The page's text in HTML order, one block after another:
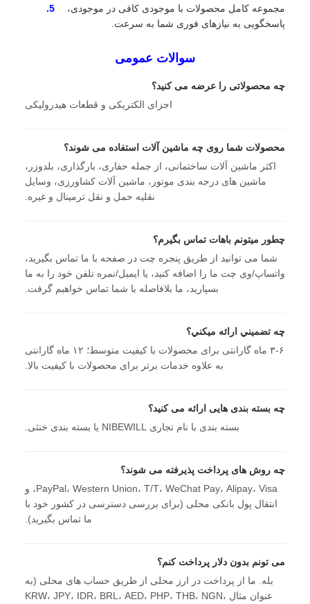
مجموعه کامل محصولات با موجودی کافی در موجودی،
پاسخگویی به نیازهای فوری شما به سرعت.
سوالات عمومی
چه محصولاتی را عرضه می کنید؟
اجزای الکتریکی و قطعات هیدرولیکی
محصولات شما روی چه ماشین آلات استفاده می شوند؟
اکثر ماشین آلات ساختمانی، از جمله حفاری، بارگذاری، بلدوزر،
ماشین های درجه بندی موتور، ماشین آلات کشاورزی، وسایل
نقلیه حمل و نقل ترمینال و غیره.
چطور ميتونم باهات تماس بگيرم؟
شما می توانید از طریق پنجره چت در صفحه با ما تماس بگیرید،
واتساپ/وی چت ما را اضافه کنید، یا ایمیل/نمره تلفن خود را به ما
بسپارید، ما بلافاصله با شما تماس خواهیم گرفت.
چه تضميني ارائه ميکني؟
۳-۶ ماه گارانتی برای محصولات با کیفیت متوسط؛ ۱۲ ماه گارانتی
به علاوه خدمات برتر برای محصولات با کیفیت بالا.
چه بسته بندی هایی ارائه می کنید؟
بسته بندی با نام تجاری NIBEWILL یا بسته بندی خنثی.
چه روش های پرداخت پذیرفته می شوند؟
PayPal، Western Union، T/T، WeChat Pay، Alipay، Visa، و
انتقال پول بانکی محلی (برای بررسی دسترسی در کشور خود با
ما تماس بگیرید).
می تونم بدون دلار پرداخت کنم؟
بله. ما از پرداخت در ارز محلی از طریق حساب های محلی (به
عنوان مثال KRW، JPY، IDR، BRL، AED، PHP، THB، NGN،